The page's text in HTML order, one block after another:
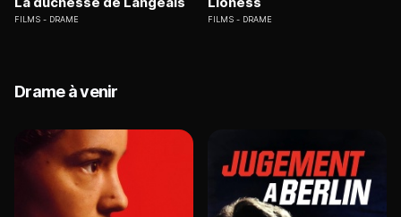
FILMS DRAME FILMS DRAME
Drame à venir